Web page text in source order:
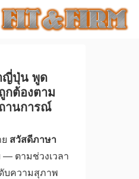
ญี่ปุ่น พูด
กต้องตาม
านการณ์
สวัสดีภาษา
ตามช่วงเวลา
บความสุภาพ